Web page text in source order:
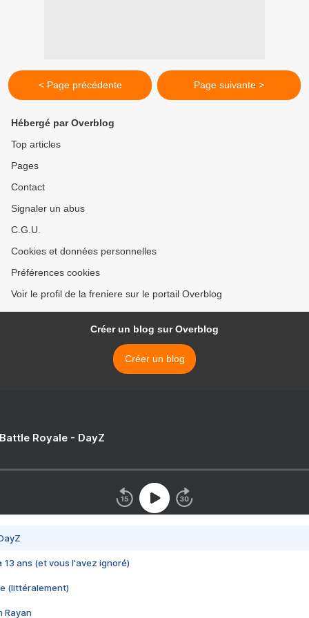
< Page précédente Page suivante >
Hébergé par Overblog
Top articles
Pages
Contact
Signaler un abus
C.G.U.
Cookies et données personnelles
Préférences cookies
Voir le profil de la freniere sur le portail Overblog
Créer un blog sur Overblog
Créer un blog
Royale - DayZ
13 ans (et vous l'avez ignoré)
(littéralement)
Rayan